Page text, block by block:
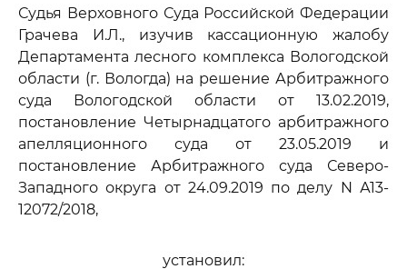
Судья Верховного Суда Российской Федерации
Грачева И.Л., изучив кассационную жалобу
Департамента лесного комплекса Вологодской
области (г. Вологда) на решение Арбитражного
суда Вологодской области от 13.02.2019,
постановление Четырнадцатого арбитражного
апелляционного суда от 23.05.2019 и
постановление Арбитражного суда Северо-
Западного округа от 24.09.2019 по делу N А13-
12072/2018,
установил: